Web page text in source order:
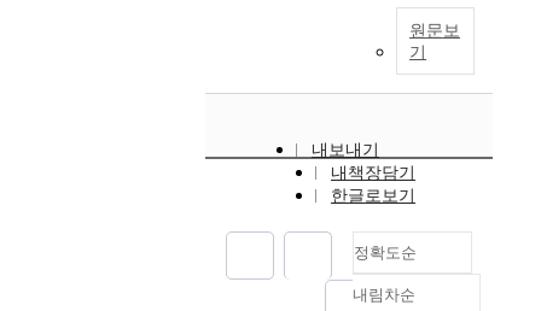
원문보
기
내보내기
내책장담기
한글로보기
정확도순
정확도
내림차순